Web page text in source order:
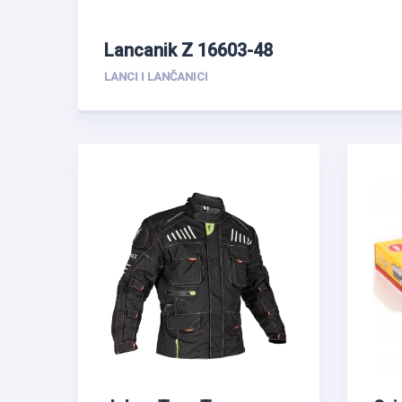
Lancanik Z 16603-48
LANCI I LANČANICI